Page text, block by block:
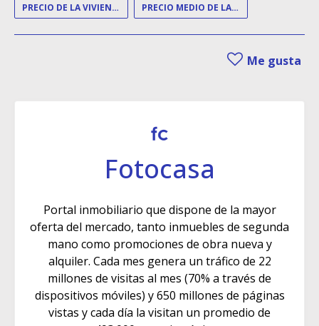
PRECIO DE LA VIVIENDA PRECIO MEDIO DE LA VIVIENDA
Me gusta
Fotocasa
Portal inmobiliario que dispone de la mayor
oferta del mercado, tanto inmuebles de segunda
mano como promociones de obra nueva y
alquiler. Cada mes genera un tráfico de 22
millones de visitas al mes (70% a través de
dispositivos móviles) y 650 millones de páginas
vistas y cada día la visitan un promedio de